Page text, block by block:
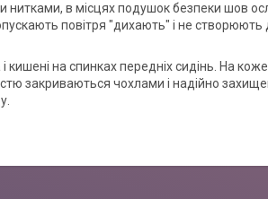
в місцях подушок безпеки шов
повітря "дихають" і не
кишені на спинках передніх сидінь. На
закриваються чохлами і надійно